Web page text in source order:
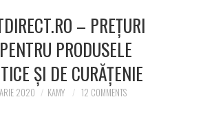
– PREȚURI
PRODUSELE
ȘI DE CURĂȚENIE
2020 KAMY 12 COMMENTS